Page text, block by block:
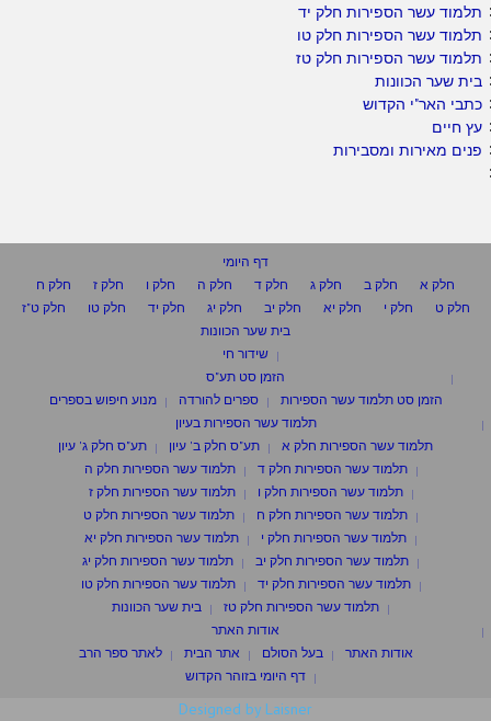
תלמוד עשר הספירות חלק יד
תלמוד עשר הספירות חלק טו
תלמוד עשר הספירות חלק טז
בית שער הכוונות
כתבי האר"י הקדוש
עץ חיים
פנים מאירות ומסבירות
דף היומי
חלק א
חלק ב חלק ג חלק ד חלק ה חלק ו חלק ז
חלק ח
חלק ט
חלק י חלק יא חלק יב חלק יג חלק יד חלק טו
חלק ט"ז
בית שער הכוונות
שידור חי
הזמן סט תע"ס
הזמן סט תלמוד עשר הספירות
ספרים להורדה
מנוע חיפוש בספרים
תלמוד עשר הספירות בעיון
תלמוד עשר הספירות חלק א
תע"ס חלק ב' עיון
תע"ס חלק ג' עיון
תלמוד עשר הספירות חלק ד
תלמוד עשר הספירות חלק ה
תלמוד עשר הספירות חלק ו
תלמוד עשר הספירות חלק ז
תלמוד עשר הספירות חלק ח
תלמוד עשר הספירות חלק ט
תלמוד עשר הספירות חלק י
תלמוד עשר הספירות חלק יא
תלמוד עשר הספירות חלק יב
תלמוד עשר הספירות חלק יג
תלמוד עשר הספירות חלק יד
תלמוד עשר הספירות חלק טו
תלמוד עשר הספירות חלק טז
בית שער הכוונות
אודות האתר
אודות האתר
בעל הסולם אתר הבית
לאתר ספר הרב
דף היומי בזוהר הקדוש
Designed by Laisner